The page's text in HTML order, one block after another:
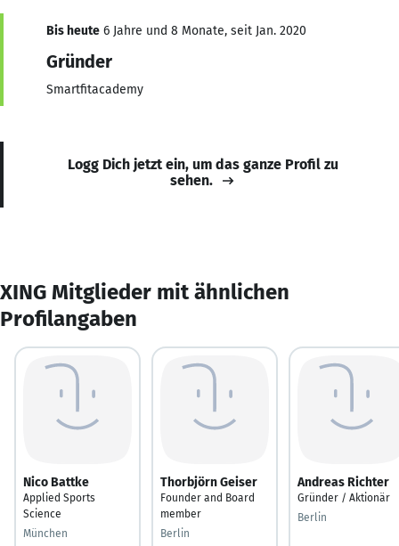
Bis heute 6 Jahre und 8 Monate, seit Jan. 2020
Gründer
Smartfitacademy
Logg Dich jetzt ein, um das ganze Profil zu
sehen.
XING Mitglieder mit ähnlichen
Profilangaben
Nico Battke
Applied Sports
Science
München
Thorbjörn Geiser
Founder and Board
member
Berlin
Andreas Richter
Gründer / Aktionär
Berlin